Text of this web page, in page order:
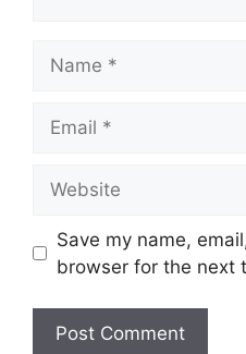
Save my name,
browser for the next